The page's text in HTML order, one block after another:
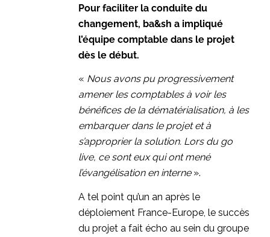
Pour faciliter la conduite du
changement, ba&sh a impliqué
l’équipe comptable dans le projet
dès le début.
« Nous avons pu progressivement
amener les comptables à voir les
bénéfices de la dématérialisation, à les
embarquer dans le projet et à
s’approprier la solution. Lors du go
live, ce sont eux qui ont mené
l’évangélisation en interne».
A tel point qu’un an après le
déploiement France-Europe, le succès
du projet a fait écho au sein du groupe